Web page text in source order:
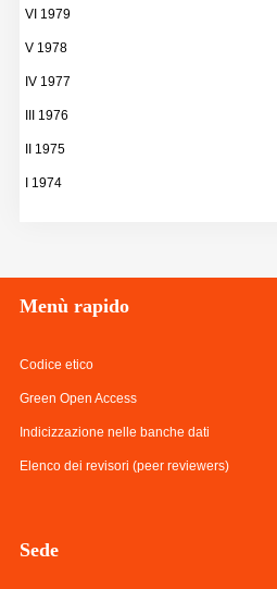
VI 1979
V 1978
IV 1977
III 1976
II 1975
I 1974
Menù rapido
Codice etico
Green Open Access
Indicizzazione nelle banche dati
Elenco dei revisori (peer reviewers)
Sede